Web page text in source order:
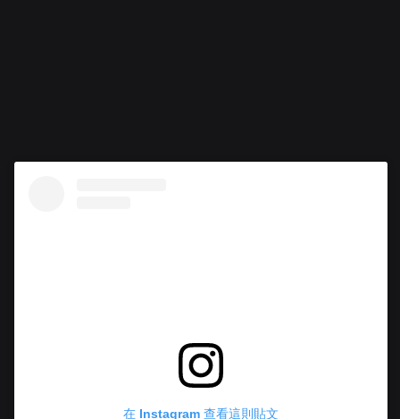
在 Instagram 查看這則貼文